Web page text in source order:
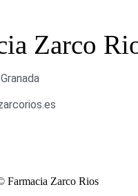
Zarco
Farmacia Zarco Rios